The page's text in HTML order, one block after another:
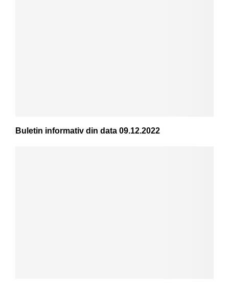
Buletin informativ din data 09.12.2022